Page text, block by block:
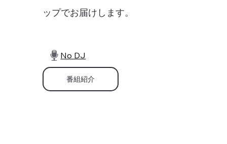
ップでお届けします。
No DJ
番組紹介